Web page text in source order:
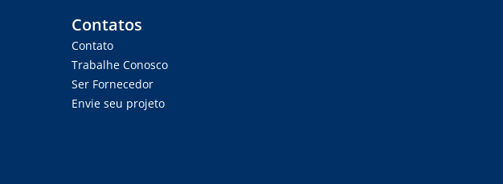
Contatos
Contato
Trabalhe Conosco
Ser Fornecedor
Envie seu projeto